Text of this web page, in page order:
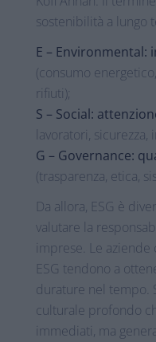
sostenibilità a lungo
E – Environmental:
(consumo
rifiuti);
S – Social:
lavoratori,
G – Governance:
(trasparenza, etica,
Da allora, ESG è
valutare la
imprese. Le
ESG tendono a
durature nel tempo.
culturale profondo
immediati, ma